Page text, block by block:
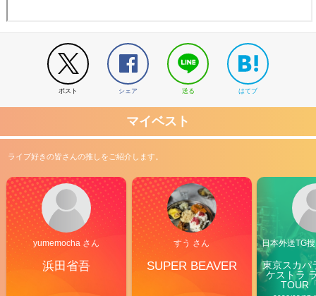
ポスト シェア 送る はてブ
マイベスト
ライブ好きの皆さんの推しをご紹介します。
yumemocha さん
浜田省吾
すう さん
SUPER BEAVER
日本外送TG
東京スカパ
ケストラ
TOUR